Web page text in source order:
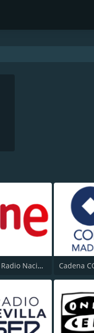
RNE Radio Nacional (Radio 1)